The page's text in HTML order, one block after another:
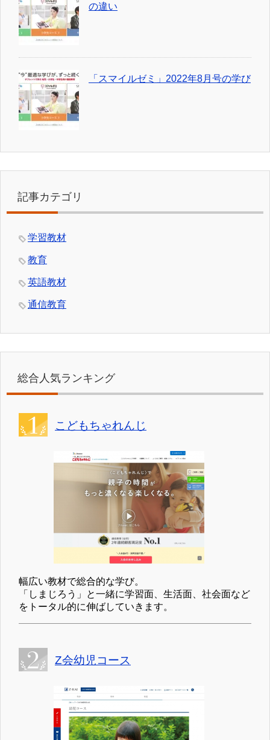
の違い
「スマイルゼミ」2022年8月号の学び
記事カテゴリ
学習教材
教育
英語教材
通信教育
総合人気ランキング
こどもちゃれんじ
幅広い教材で総合的な学び。
「しまじろう」と一緒に学習面、生活面、社会面など
をトータル的に伸ばしていきます。
Z会幼児コース